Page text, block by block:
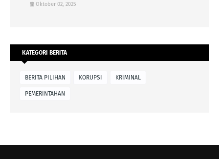
Periksa Bupati dan Ancaman Terhadap
Oktober 02, 2025
KATEGORI BERITA
BERITA PILIHAN KORUPSI KRIMINAL
PEMERINTAHAN